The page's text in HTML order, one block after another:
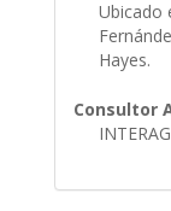
Ubicado
Hayes.
Consultor